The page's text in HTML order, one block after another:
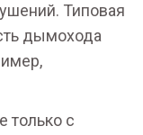
Типовая
дымохода
только с